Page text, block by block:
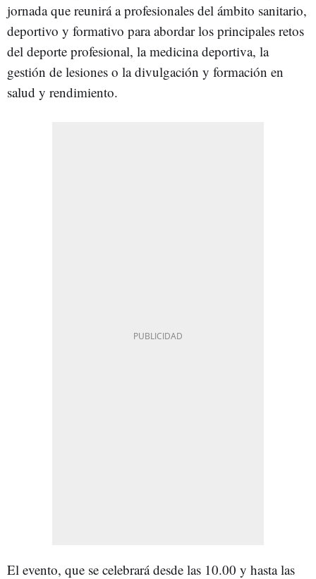
jornada que reunirá a profesionales del ámbito sanitario,
deportivo y formativo para abordar los principales retos
del deporte profesional, la medicina deportiva, la
gestión de lesiones o la divulgación y formación en
salud y rendimiento.
El evento, que se celebrará desde las 10.00 y hasta las